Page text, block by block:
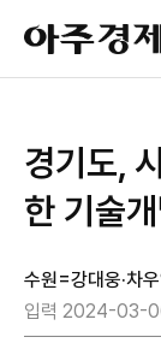
아
주
경
경기도,
한 기술
수원=강대웅·차
입력 2024-03-